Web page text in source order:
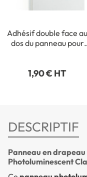
Adhésif double face au
dos du panneau pour
1,90 € HT
DESCRIPTIF
Panneau en
Photoluminescent